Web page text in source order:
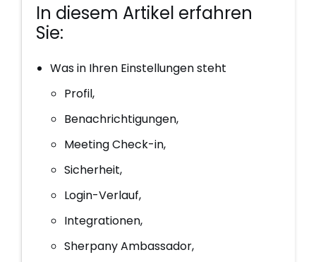
In diesem Artikel erfahren
Sie:
Was in Ihren Einstellungen steht
Profil,
Benachrichtigungen,
Meeting Check-in,
Sicherheit,
Login-Verlauf,
Integrationen,
Sherpany Ambassador,